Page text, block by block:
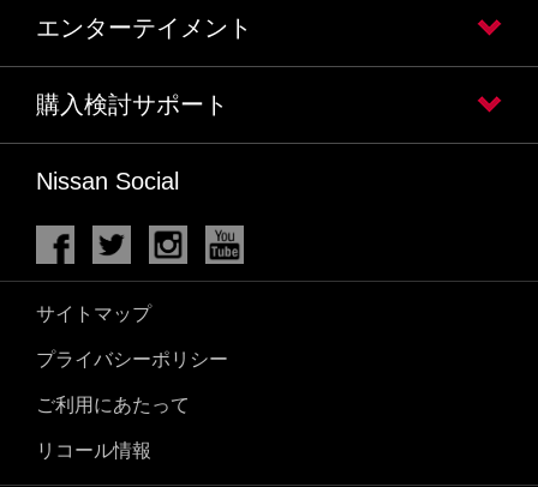
エンターテイメント
購入検討サポート
Nissan Social
サイトマップ
プライバシーポリシー
ご利用にあたって
リコール情報